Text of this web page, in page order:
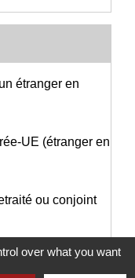
étranger en
UE (étranger en
ou conjoint
over what you want